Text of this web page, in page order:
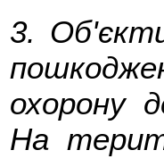
3.
охорону
На